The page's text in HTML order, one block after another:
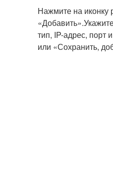
Нажмите на иконку
тип, IP-адрес, порт
или «Сохранить,